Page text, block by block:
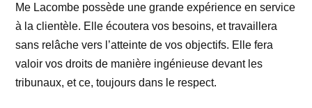
Me Lacombe possède une grande expérience en service
à la clientèle. Elle écoutera vos besoins, et travaillera
sans relâche vers l’atteinte de vos objectifs. Elle fera
valoir vos droits de manière ingénieuse devant les
tribunaux, et ce, toujours dans le respect.